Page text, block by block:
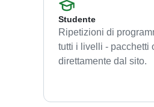
Studente
Ripetizioni di
tutti i livelli - pacchetti
direttamente dal sito.